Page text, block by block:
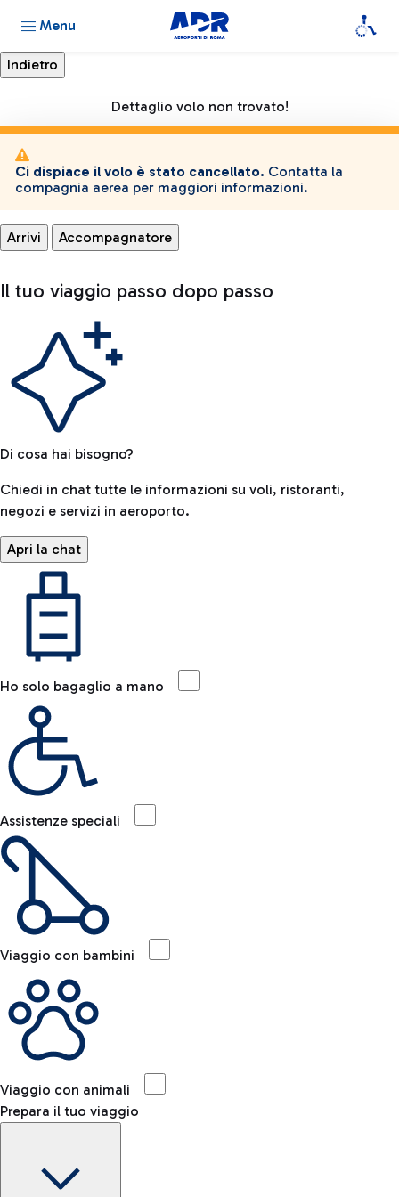
Menu
Dettaglio volo non trovato!
Ci dispiace il volo è stato cancellato. Contatta la
compagnia aerea per maggiori informazioni.
Arrivi Accompagnatore
Il tuo viaggio passo dopo passo
Di cosa hai bisogno?
Chiedi in chat tutte le informazioni su voli, ristoranti,
negozi e servizi in aeroporto.
Apri la chat
Ho solo bagaglio a mano
Assistenze speciali
Viaggio con bambini
Viaggio con animali
Prepara il tuo viaggio